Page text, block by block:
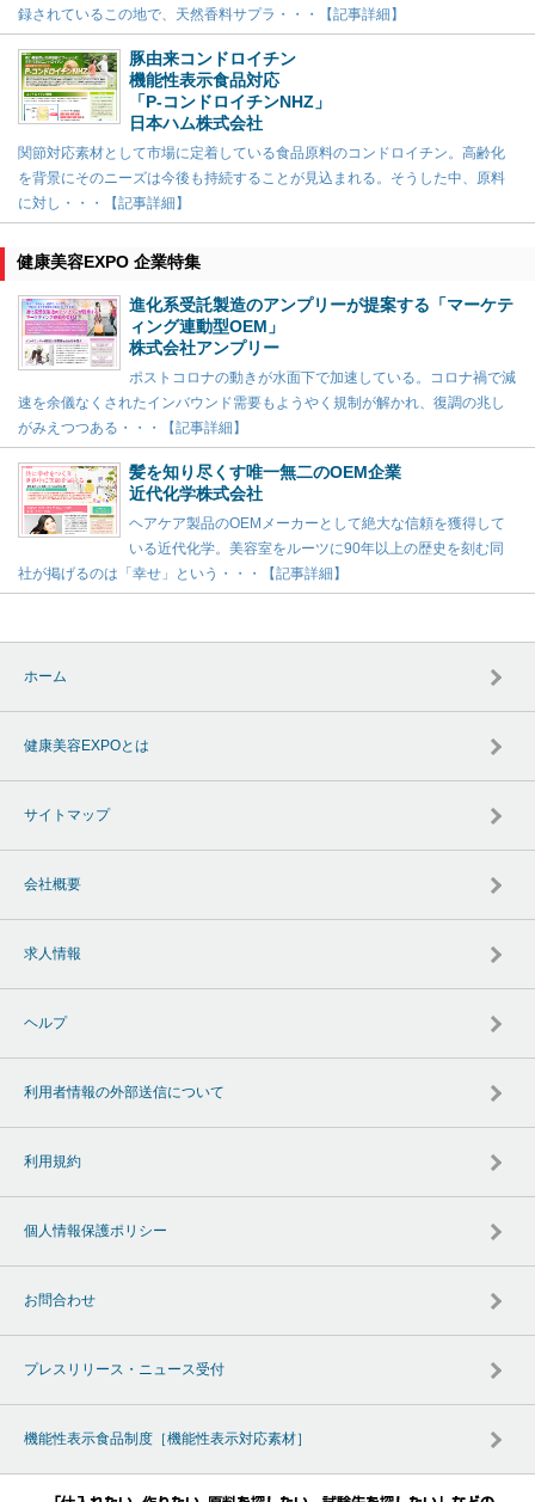
録されているこの地で、天然香料サプラ・・・【記事詳細】
豚由来コンドロイチン
機能性表示食品対応
「P-コンドロイチンNHZ」
日本ハム株式会社
関節対応素材として市場に定着している食品原料のコンドロイチン。高齢化
を背景にそのニーズは今後も持続することが見込まれる。そうした中、原料
に対し・・・【記事詳細】
健康美容EXPO 企業特集
進化系受託製造のアンプリーが提案する「マーケテ
ィング連動型OEM」
株式会社アンプリー
ポストコロナの動きが水面下で加速している。コロナ禍で減
速を余儀なくされたインバウンド需要もようやく規制が解かれ、復調の兆し
がみえつつある・・・【記事詳細】
髪を知り尽くす唯一無二のOEM企業
近代化学株式会社
ヘアケア製品のOEMメーカーとして絶大な信頼を獲得して
いる近代化学。美容室をルーツに90年以上の歴史を刻む同
社が掲げるのは「幸せ」という・・・【記事詳細】
ホーム
健康美容EXPOとは
サイトマップ
会社概要
求人情報
ヘルプ
利用者情報の外部送信について
利用規約
個人情報保護ポリシー
お問合わせ
プレスリリース・ニュース受付
機能性表示食品制度［機能性表示対応素材］